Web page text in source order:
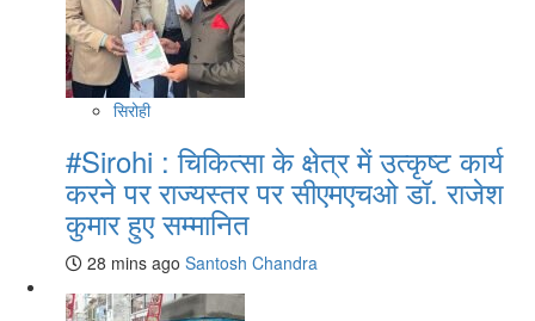
सिरोही
#Sirohi : चिकित्सा के क्षेत्र में उत्कृष्ट कार्य
करने पर राज्यस्तर पर सीएमएचओ डॉ. राजेश
कुमार हुए सम्मानित
28 mins ago Santosh Chandra